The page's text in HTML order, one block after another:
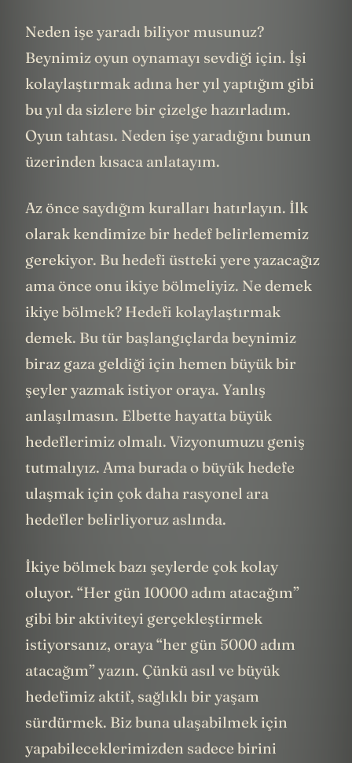
Neden işe yaradı biliyor musunuz?
Beynimiz oyun oynamayı sevdiği için. İşi
kolaylaştırmak adına her yıl yaptığım gibi
bu yıl da sizlere bir çizelge hazırladım.
Oyun tahtası. Neden işe yaradığını bunun
üzerinden kısaca anlatayım.
Az önce saydığım kuralları hatırlayın. İlk
olarak kendimize bir hedef belirlememiz
gerekiyor. Bu hedefi üstteki yere yazacağız
ama önce onu ikiye bölmeliyiz. Ne demek
ikiye bölmek? Hedefi kolaylaştırmak
demek. Bu tür başlangıçlarda beynimiz
biraz gaza geldiği için hemen büyük bir
şeyler yazmak istiyor oraya. Yanlış
anlaşılmasın. Elbette hayatta büyük
hedeflerimiz olmalı. Vizyonumuzu geniş
tutmalıyız. Ama burada o büyük hedefe
ulaşmak için çok daha rasyonel ara
hedefler belirliyoruz aslında.
İkiye bölmek bazı şeylerde çok kolay
oluyor. “Her gün 10000 adım atacağım”
gibi bir aktiviteyi gerçekleştirmek
istiyorsanız, oraya “her gün 5000 adım
atacağım” yazın. Çünkü asıl ve büyük
hedefimiz aktif, sağlıklı bir yaşam
sürdürmek. Biz buna ulaşabilmek için
yapabileceklerimizden sadece birini